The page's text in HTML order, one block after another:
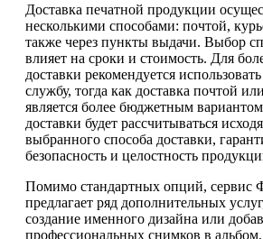
Доставка печатной продукции
несколькими способами: почтой,
также через пункты выдачи. Выбор
влияет на сроки и стоимость. Для
доставки рекомендуется
службу, тогда как доставка почтой
является более бюджетным
доставки будет рассчитываться
выбранного способа доставки,
безопасность и целостность
Помимо стандартных опций, сервис
предлагает ряд дополнительных
создание именного дизайна или
профессиональных снимков в